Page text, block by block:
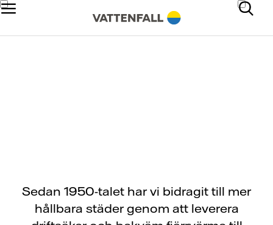
Sedan 1950-talet har vi bidragit till mer
hållbara städer genom att leverera